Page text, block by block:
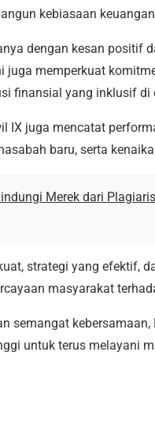
kebiasaan
dengan kesan positif
juga memperkuat
finansial yang inklusif di
IX juga mencatat
baru, serta
Merek dari
strategi yang efektif,
masyarakat
semangat
untuk terus melayani